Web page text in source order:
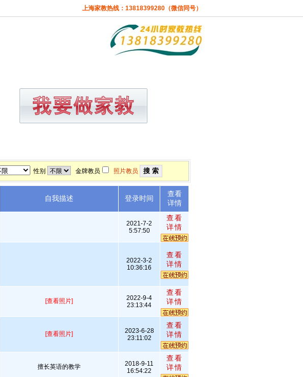
上海家教热线：13818399280（微信同号）
性别 金牌教员 照片教员
自我描述 登录时间
查看
详情
2021-7-2
5:57:50
查看
详情
2022-3-2
10:36:16
查看
详情
[查看照片]
2022-9-4
23:13:44
查看
详情
[查看照片]
2023-6-28
23:11:02
查看
详情
擅长英语的教学
2018-9-11
16:54:22
查看
详情